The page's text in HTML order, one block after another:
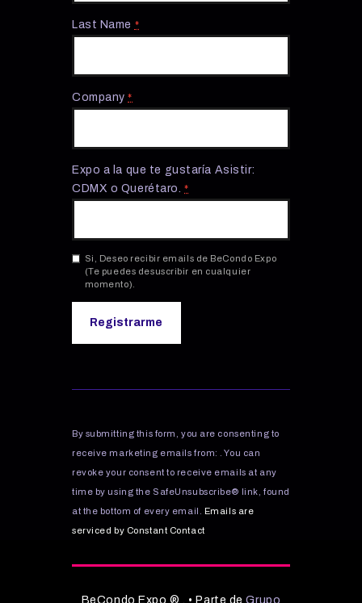
Last Name *
Company*
Expo a la que te gustaría Asistir:
CDMX o Querétaro.*
Si, Deseo recibir emails de BeCondo Expo
(Te puedes desuscribir en cualquier
momento).
t
a
n
t
C
o
t
By submitting this form, you are consenting to
receive marketing emails from: . You can
revoke your consent to receive emails at any
time by using the SafeUnsubscribe® link, found
at the bottom of every email. Emails are
serviced by Constant Contact
BeCondo Expo ® . • Parte deGrupo